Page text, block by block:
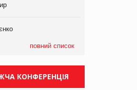
повний список
КОНФЕРЕНЦІЯ